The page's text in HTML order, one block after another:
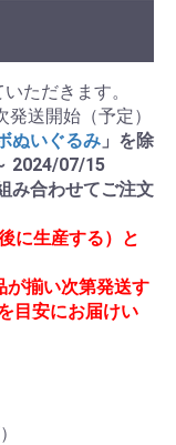
ただきます。
ぬいぐるみ 」を除
2024/07/15
み合わせてご注文
に生産する）と
が揃い次第発送す
目安にお届けい